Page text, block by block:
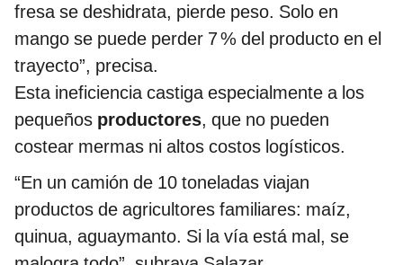
fresa se deshidrata, pierde peso. Solo en
mango se puede perder 7 % del producto en el
trayecto”, precisa.
Esta ineficiencia castiga especialmente a los
pequeños productores, que no pueden
costear mermas ni altos costos logísticos.
“En un camión de 10 toneladas viajan
productos de agricultores familiares: maíz,
quinua, aguaymanto. Si la vía está mal, se